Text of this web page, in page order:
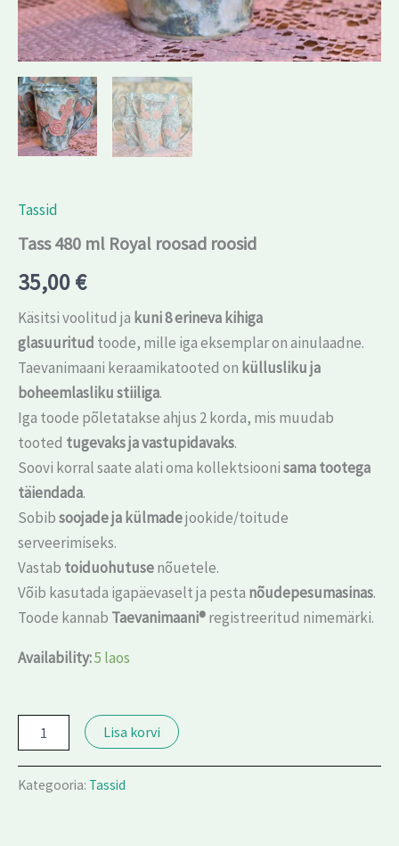
Tassid
Tass 480 ml Royal roosad roosid
35,00€
Käsitsi voolitud ja kuni 8 erineva kihiga
glasuuritud toode, mille iga eksemplar on ainulaadne.
Taevanimaani keraamikatooted on küllusliku ja
boheemlasliku stiiliga.
Iga toode põletatakse ahjus 2 korda, mis muudab
tooted tugevaks ja vastupidavaks.
Soovi korral saate alati oma kollektsioonisama tootega
täiendada.
Sobibsoojade ja külmadejookide/toitude
serveerimiseks.
Vastab toiduohutusenõuetele.
Võib kasutada igapäevaselt ja pesta nõudepesumasinas.
Toode kannab Taevanimaani®registreeritud nimemärki.
Availability:5 laos
Lisa korvi
Kategooria: Tassid